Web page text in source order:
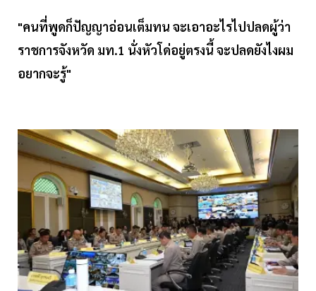
"คนที่พูดก็ปัญญาอ่อนเต็มทน จะเอาอะไรไปปลดผู้ว่า
ราชการจังหวัด มท.1 นั่งหัวโด่อยู่ตรงนี้ จะปลดยังไงผม
อยากจะรู้"